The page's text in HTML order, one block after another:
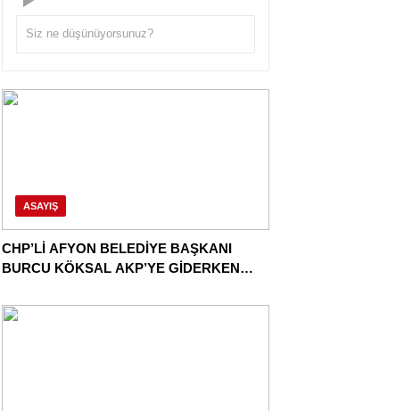
ASAYIŞ
CHP’Lİ AFYON BELEDİYE BAŞKANI
BURCU KÖKSAL AKP’YE GİDERKEN